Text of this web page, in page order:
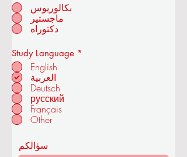
أكاديمية OUS الملكية للاقتصاد
في زوريخ - سويسرا
بكالوريوس
ماجستير
دكتوراه
Study Language *
English
العربية
Deutsch
русский
Français
Other
سؤالكم